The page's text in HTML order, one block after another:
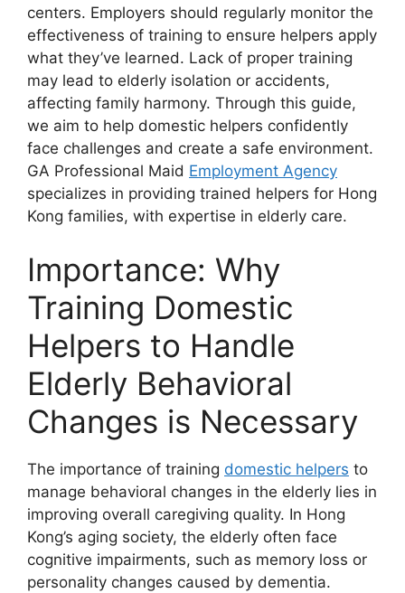
centers. Employers should regularly monitor the
effectiveness of training to ensure helpers apply
what they’ve learned. Lack of proper training
may lead to elderly isolation or accidents,
affecting family harmony. Through this guide,
we aim to help domestic helpers confidently
face challenges and create a safe environment.
GA Professional Maid Employment Agency
specializes in providing trained helpers for Hong
Kong families, with expertise in elderly care.
Importance: Why
Training Domestic
Helpers to Handle
Elderly Behavioral
Changes is Necessary
The importance of training domestic helpers to
manage behavioral changes in the elderly lies in
improving overall caregiving quality. In Hong
Kong’s aging society, the elderly often face
cognitive impairments, such as memory loss or
personality changes caused by dementia.